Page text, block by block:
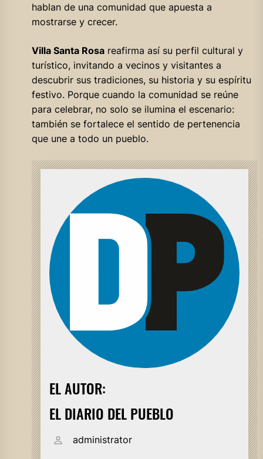
hablan de una comunidad que apuesta a
mostrarse y crecer.
Villa Santa Rosareafirma así su perfil cultural y
turístico, invitando a vecinos y visitantes a
descubrir sus tradiciones, su historia y su espíritu
festivo. Porque cuando la comunidad se reúne
para celebrar, no solo se ilumina el escenario:
también se fortalece el sentido de pertenencia
que une a todo un pueblo.
EL AUTOR:
EL DIARIO DEL PUEBLO
administrator